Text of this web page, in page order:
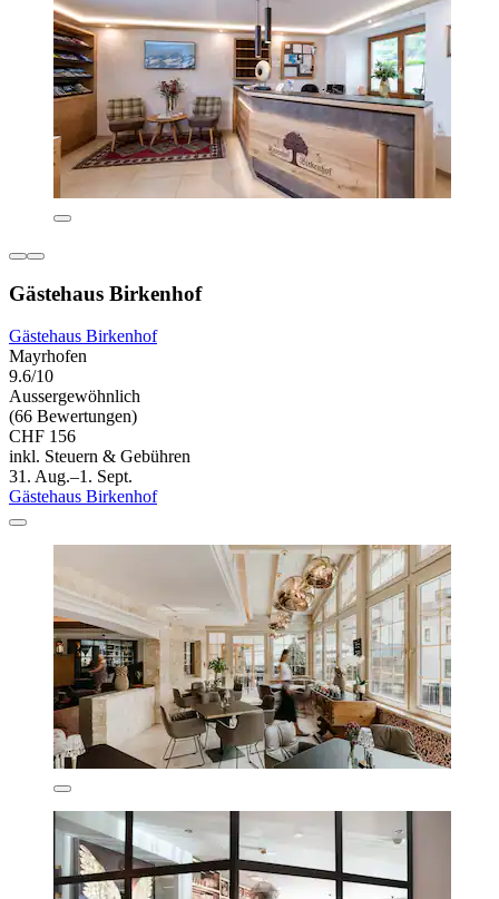
Gästehaus Birkenhof
Gästehaus Birkenhof
Mayrhofen
9.6/10
Aussergewöhnlich
(66 Bewertungen)
CHF 156
inkl. Steuern & Gebühren
31. Aug.–1. Sept.
Gästehaus Birkenhof